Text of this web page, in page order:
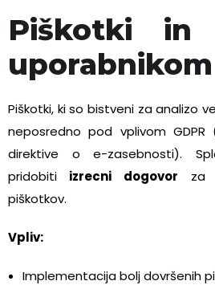
Piškotki in
uporabnikom
Piškotki, ki so bistveni za analizo
neposredno pod vplivom
direktive o e-zasebnosti).
pridobiti izrecni dogovor za
piškotkov.
Vpliv:
Implementacija bolj dovršenih